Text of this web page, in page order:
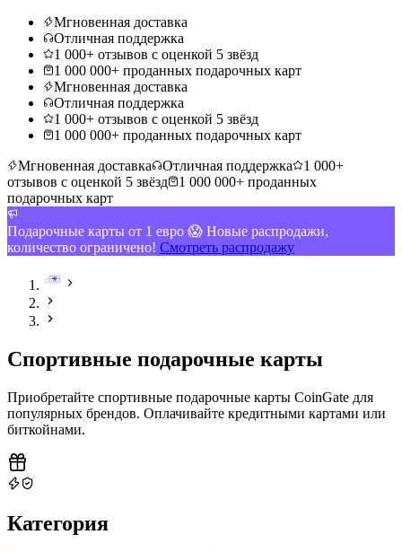
Мгновенная доставка
Отличная поддержка
1 000+ отзывов с оценкой 5 звёзд
1 000 000+ проданных подарочных карт
Мгновенная доставка
Отличная поддержка
1 000+ отзывов с оценкой 5 звёзд
1 000 000+ проданных подарочных карт
Мгновенная доставка
Отличная поддержка
1 000+
отзывов с оценкой 5 звёзд
1 000 000+ проданных
подарочных карт
Подарочные карты от 1 евро 😱 Новые распродажи,
количество ограничено! Смотреть распродажу
Спортивные подарочные карты
Приобретайте спортивные подарочные карты CoinGate для
популярных брендов. Оплачивайте кредитными картами или
биткойнами.
Категория